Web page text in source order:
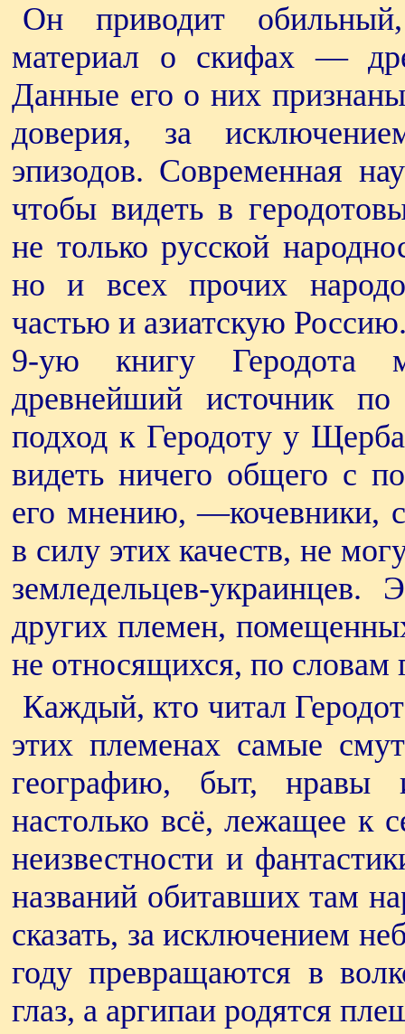
Он приводит
материал о скифах —
Данные его о них
доверия, за
эпизодов. Современная
чтобы видеть в
не только русской
но и всех прочих
частью и азиатскую
9-ую книгу Геродота
древнейший источник
подход к Геродоту у
видеть ничего общего с
его мнению, —кочевники,
в силу этих качеств, не
земледельцев-
других племен,
не относящихся, по словам
Каждый, кто читал
этих племенах самые
географию, быт, нравы
настолько всё, лежащее к
неизвестности и
названий обитавших там
сказать, за исключением
году превращаются в
глаз, а аргипаи родятся